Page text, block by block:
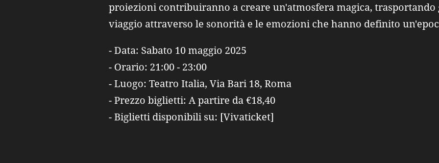
proiezioni contribuiranno a creare un'atmosfera magica,
viaggio attraverso le sonorità e le emozioni che hanno definito
- Data: Sabato 10 maggio 2025
- Orario: 21:00 - 23:00
- Luogo: Teatro Italia, Via Bari 18, Roma
- Prezzo biglietti: A partire da €18,40
- Biglietti disponibili su: [Vivaticket]